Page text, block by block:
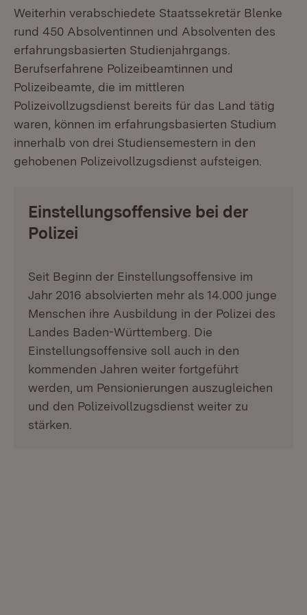
Weiterhin verabschiedete Staatssekretär Blenke
rund 450 Absolventinnen und Absolventen des
erfahrungsbasierten Studienjahrgangs.
Berufserfahrene Polizeibeamtinnen und
Polizeibeamte, die im mittleren
Polizeivollzugsdienst bereits für das Land tätig
waren, können im erfahrungsbasierten Studium
innerhalb von drei Studiensemestern in den
gehobenen Polizeivollzugsdienst aufsteigen.
Einstellungsoffensive bei der
Polizei
Seit Beginn der Einstellungsoffensive im
Jahr 2016 absolvierten mehr als 14.000 junge
Menschen ihre Ausbildung in der Polizei des
Landes Baden-Württemberg. Die
Einstellungsoffensive soll auch in den
kommenden Jahren weiter fortgeführt
werden, um Pensionierungen auszugleichen
und den Polizeivollzugsdienst weiter zu
stärken.